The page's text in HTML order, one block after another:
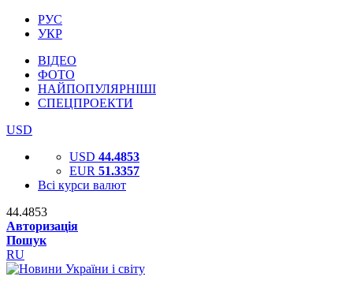
РУС
УКР
ВІДЕО
ФОТО
НАЙПОПУЛЯРНІШІ
СПЕЦПРОЕКТИ
USD
USD 44.4853
EUR 51.3357
Всі курси валют
44.4853
Авторизація
Пошук
RU